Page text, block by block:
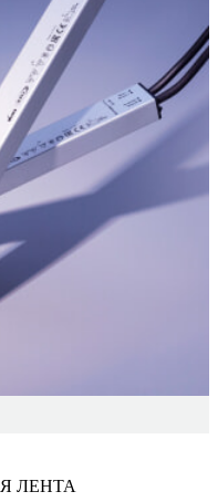
ЛЕНТА